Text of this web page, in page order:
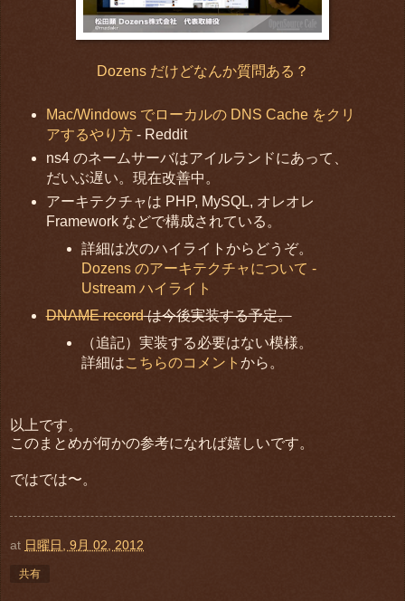
Dozens だけどなんか質問ある？
Mac/Windows でローカルの DNS Cache をクリ
アするやり方- Reddit
ns4 のネームサーバはアイルランドにあって、
だいぶ遅い。現在改善中。
アーキテクチャは PHP, MySQL, オレオレ
Framework などで構成されている。
詳細は次のハイライトからどうぞ。
Dozens のアーキテクチャについて -
Ustream ハイライト
DNAME recordは今後実装する予定。
（追記）実装する必要はない模様。
詳細はこちらのコメントから。
以上です。
このまとめが何かの参考になれば嬉しいです。
ではでは〜。
at 日曜日, 9月 02, 2012
共有